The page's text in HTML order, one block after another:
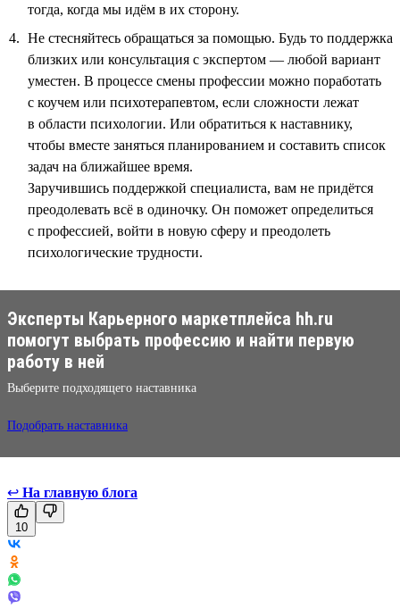
тогда, когда мы идём в их сторону.
Не стесняйтесь обращаться за помощью. Будь то поддержка
близких или консультация с экспертом — любой вариант
уместен. В процессе смены профессии можно поработать
с коучем или психотерапевтом, если сложности лежат
в области психологии. Или обратиться к наставнику,
чтобы вместе заняться планированием и составить список
задач на ближайшее время.
Заручившись поддержкой специалиста, вам не придётся
преодолевать всё в одиночку. Он поможет определиться
с профессией, войти в новую сферу и преодолеть
психологические трудности.
Эксперты Карьерного маркетплейса hh.ru
помогут выбрать профессию и найти первую
работу в ней
Выберите подходящего наставника
Подобрать наставника
↩ На главную блога
10